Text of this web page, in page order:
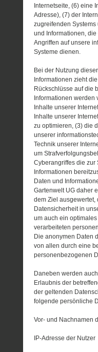
Internetseite, (6) eine
Adresse), (7) der
zugreifenden
und Informationen,
Angriffen auf unsere
Systeme dienen.
Bei der Nutzung
Informationen zieht
Rückschlüsse auf die
Informationen werden
Inhalte unserer
Inhalte unserer
zu optimieren, (3) die
unserer
Technik unserer
um
Cyberangriffes die zur
Informationen
Daten und
Gartenwelt UG daher
dem Ziel ausgewertet,
Datensicherheit in
um auch ein
verarbeiteten
Die anonymen Daten
von allen durch eine
personenbezogenen
Daneben werden
Erlaubnis der
der geltenden
folgende persönliche
Vor- und Nachnamen
IP-Adresse der Nutzer